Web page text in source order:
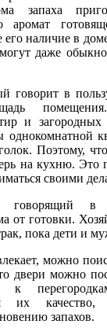
запаха
аромат
его наличие в
даже
говорит в
и
однокомнатной
Поэтому,
на кухню. Это
своими
в
от готовки.
пока дети и
можно
двери можно
к
их качество,
запахов.